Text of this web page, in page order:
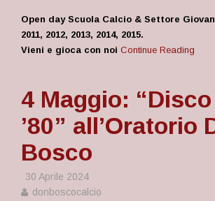
Open day Scuola Calcio & Settore
2011, 2012, 2013, 2014, 2015.
Vieni e gioca con noi Continue Reading
4 Maggio:
’80” all’Oratorio
Bosco
30 Aprile 2024
donboscocalcio